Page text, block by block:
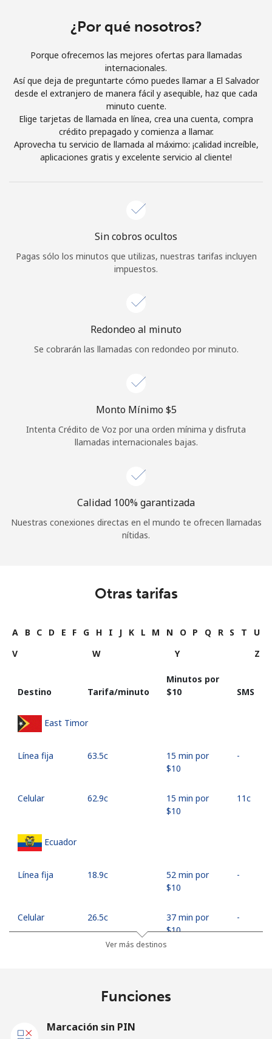
¡Hola!
Inicia sesión oREGÍSTRATE →
Iniciar Sesión
o
Continuar con
¿Por qué nosotros?
Porque ofrecemos las mejores ofertas para llamadas
internacionales.
Así que deja de preguntarte cómo puedes llamar a El Salvador
desde el extranjero de manera fácil y asequible, haz que cada
minuto cuente.
Elige tarjetas de llamada en línea, crea una cuenta, compra
crédito prepagado y comienza a llamar.
Aprovecha tu servicio de llamada al máximo: ¡calidad increíble,
aplicaciones gratis y excelente servicio al cliente!
Sin cobros ocultos
Pagas sólo los minutos que utilizas, nuestras tarifas incluyen
impuestos.
Redondeo al minuto
Se cobrarán las llamadas con redondeo por minuto.
Monto Mínimo ⁦$5⁩
Intenta Crédito de Voz por una orden mínima y disfruta
llamadas internacionales bajas.
Calidad 100% garantizada
Nuestras conexiones directas en el mundo te ofrecen llamadas
nítidas.
Otras tarifas
A B C D E F G H I J K L M N O P Q R S T
U
V
W Y Z
Destino Tarifa/minuto
Minutos por
⁦$10⁩
SMS
East Timor
Línea fija ⁦63.5c⁩
15 min por
⁦$10⁩
-
Celular ⁦62.9c⁩
15 min por
⁦$10⁩
⁦11c⁩
Ecuador
Línea fija ⁦18.9c⁩
52 min por
⁦$10⁩
-
Celular ⁦26.5c⁩
37 min por
⁦$10⁩
-
⁦14.5c⁩
68 min por
Celular
Ver más destinos
Funciones
Marcación sin PIN